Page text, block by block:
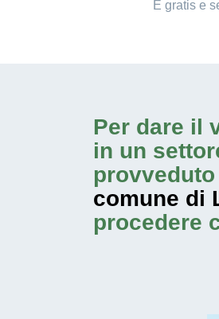
È gratis e
Per dare il
in un
comune di
procedere